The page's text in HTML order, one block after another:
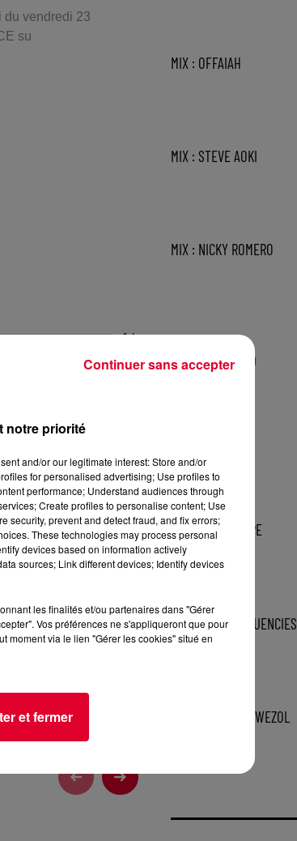
du vendredi 23
su
1 h
urlz.fr/hhZxGoogle
MIX : OFFAIAH
MIX : STEVE AOKI
MIX : NICKY ROMERO
TOMORROWLAND
MIX : JAMES HYPE
MIX : LOST FREQUENCIES
MIX : MR BELT & WEZOL
notre priorité
and/or our legitimate interest: Store and/or
for personalised advertising; Use profiles to
performance; Understand audiences through
Create profiles to personalise content; Use
security, prevent and detect fraud, and fix errors;
These technologies may process personal
devices based on information actively
sources; Link different devices; Identify devices
les finalités et/ou partenaires dans "Gérer
Vos préférences ne s'appliqueront que pour
moment via le lien "Gérer les cookies" situé en
et fermer
Continuer sans accepter